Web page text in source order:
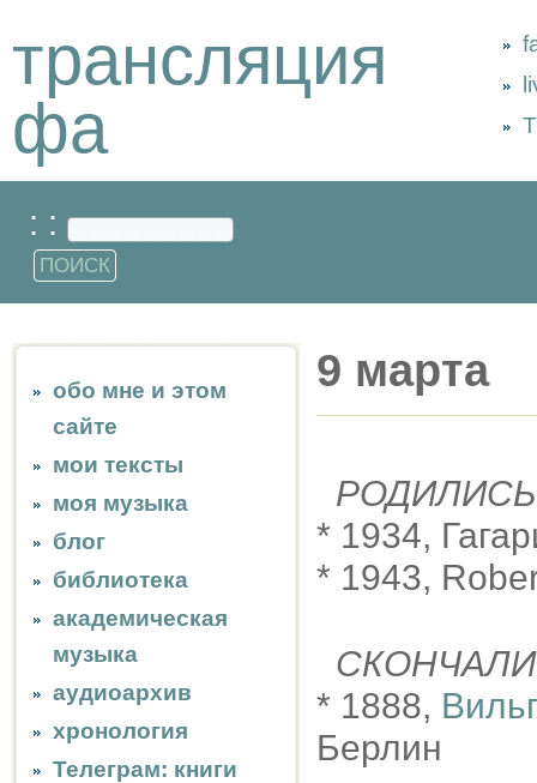
трансляция
фа
: :
обо мне и этом
сайте
мои тексты
моя музыка
блог
библиотека
академическая
музыка
аудиоархив
хронология
Телеграм: книги
9 марта
РОДИЛИСЬ
* 1934,
* 1943,
* 1888,
Берлин